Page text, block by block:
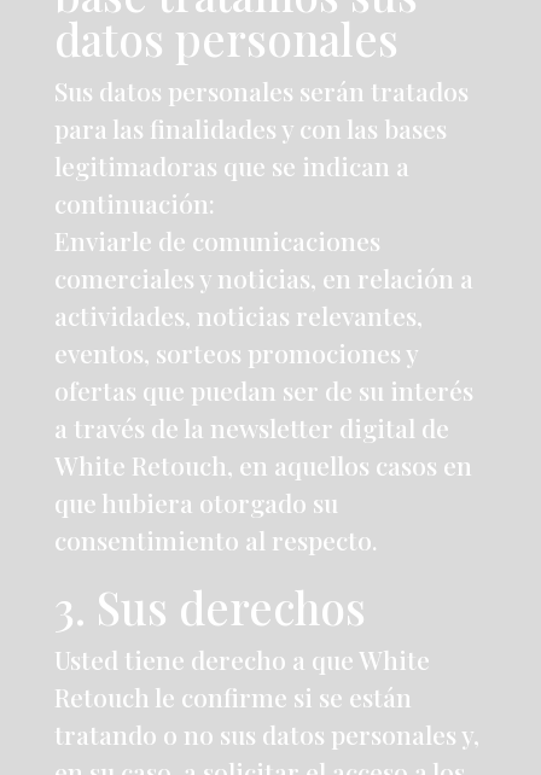
datos personales
Sus datos personales serán tratados
para las finalidades y con las bases
legitimadoras que se indican a
continuación:
Enviarle de comunicaciones
comerciales y noticias, en relación a
actividades, noticias relevantes,
eventos, sorteos promociones y
ofertas que puedan ser de su interés
a través de la newsletter digital de
White Retouch, en aquellos casos en
que hubiera otorgado su
consentimiento al respecto.
3. Sus derechos
Usted tiene derecho a que White
Retouch le confirme si se están
tratando o no sus datos personales y,